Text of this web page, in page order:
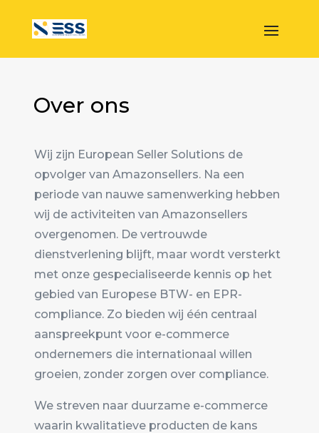
Over ons
Wij zijn European Seller Solutions de
opvolger van Amazonsellers. Na een
periode van nauwe samenwerking hebben
wij de activiteiten van Amazonsellers
overgenomen. De vertrouwde
dienstverlening blijft, maar wordt versterkt
met onze gespecialiseerde kennis op het
gebied van Europese BTW- en EPR-
compliance. Zo bieden wij één centraal
aanspreekpunt voor e-commerce
ondernemers die internationaal willen
groeien, zonder zorgen over compliance.
We streven naar duurzame e-commerce
waarin kwalitatieve producten de kans